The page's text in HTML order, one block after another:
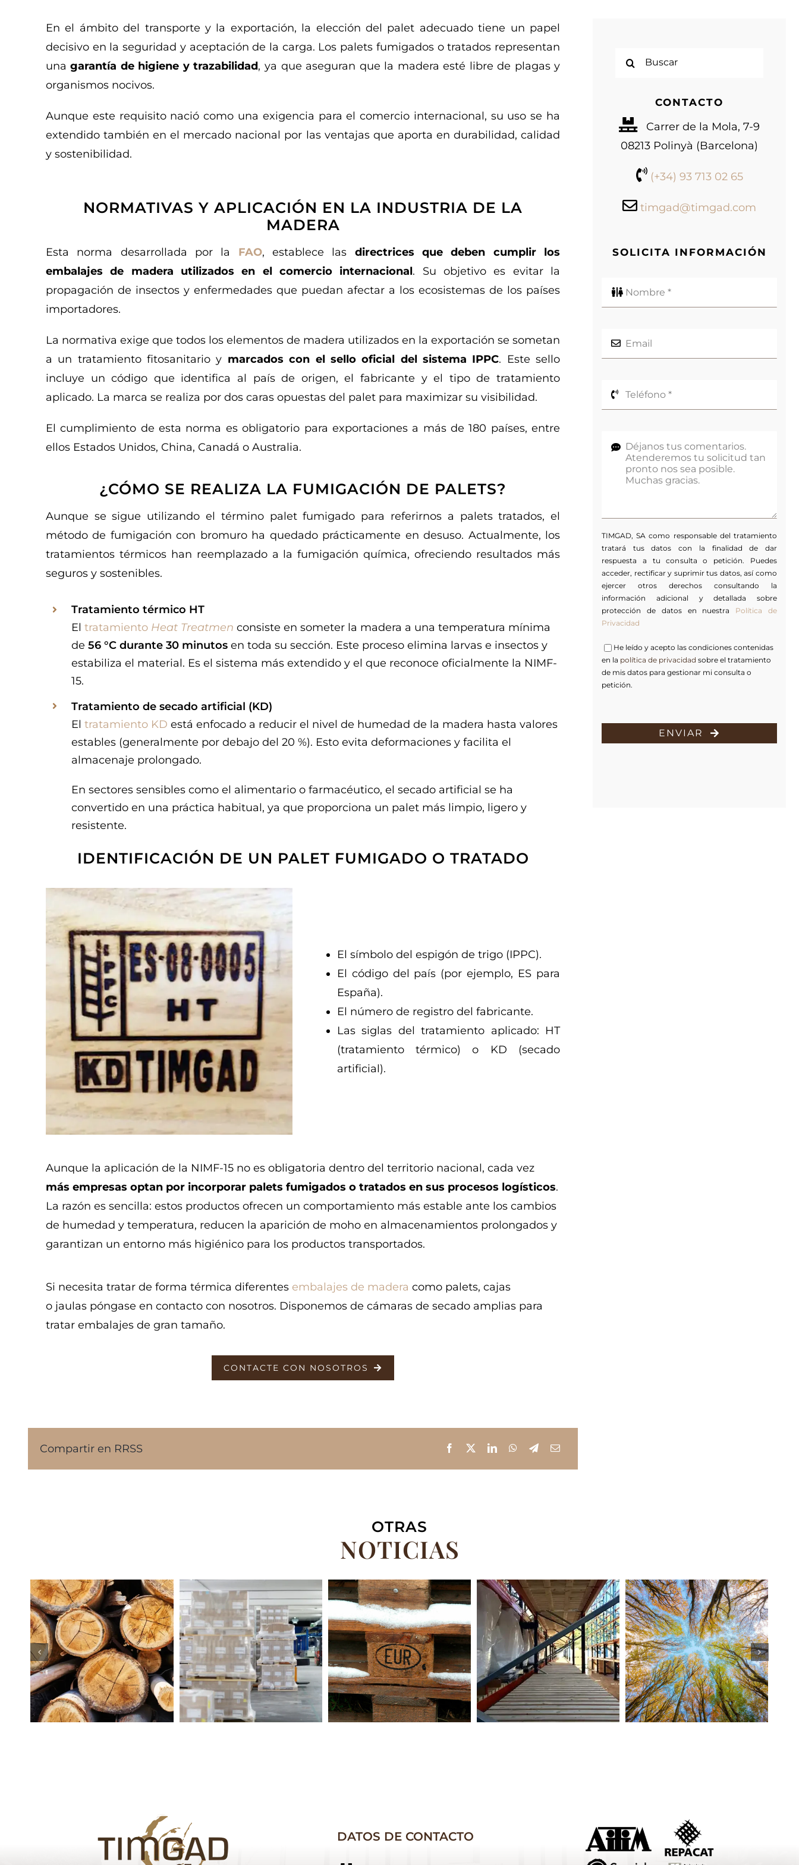
En el ámbito del transporte y la exportación, la elección del palet adecuado tiene un papel
decisivo en la seguridad y aceptación de la carga. Los palets fumigados o tratados representan
unagarantía de higiene y trazabilidad, ya que aseguran que la madera esté libre de plagas y
organismos nocivos.
Aunque este requisito nació como una exigencia para el comercio internacional, su uso se ha
extendido también en el mercado nacional por las ventajas que aporta en durabilidad, calidad
y sostenibilidad.
NORMATIVAS Y APLICACIÓN EN LA INDUSTRIA DE LA
MADERA
Esta norma desarrollada por la FAO, establece las directrices que deben cumplir los
embalajes de madera utilizados en el comercio internacional. Su objetivo es evitar la
propagación de insectos y enfermedades que puedan afectar a los ecosistemas de los países
importadores.
La normativa exige que todos los elementos de madera utilizados en la exportación se sometan
a un tratamiento fitosanitario y marcados con el sello oficial del sistema IPPC. Este sello
incluye un código que identifica al país de origen, el fabricante y el tipo de tratamiento
aplicado. La marca se realiza por dos caras opuestas del palet para maximizar su visibilidad.
El cumplimiento de esta norma es obligatorio para exportaciones a más de 180 países, entre
ellos Estados Unidos, China, Canadá o Australia.
¿CÓMO SE REALIZA LA FUMIGACIÓN DE PALETS?
Aunque se sigue utilizando el término palet fumigado para referirnos a palets tratados, el
método de fumigación con bromuro ha quedado prácticamente en desuso. Actualmente, los
tratamientos térmicos han reemplazado a la fumigación química, ofreciendo resultados más
seguros y sostenibles.
Tratamiento térmico HT
Eltratamiento Heat Treatmen consiste en someter la madera a una temperatura mínima
de56 °C durante 30 minutos en toda su sección. Este proceso elimina larvas e insectos y
estabiliza el material. Es el sistema más extendido y el que reconoce oficialmente la NIMF-
15.
Tratamiento de secado artificial (KD)
Eltratamiento KD está enfocado a reducir el nivel de humedad de la madera hasta valores
estables (generalmente por debajo del 20 %). Esto evita deformaciones y facilita el
almacenaje prolongado.
En sectores sensibles como el alimentario o farmacéutico, el secado artificial se ha
convertido en una práctica habitual, ya que proporciona un palet más limpio, ligero y
resistente.
IDENTIFICACIÓN DE UN PALET FUMIGADO O TRATADO
El símbolo del espigón de trigo (IPPC).
El código del país (por ejemplo, ES para
España).
El número de registro del fabricante.
Las siglas del tratamiento aplicado: HT
(tratamiento térmico) o KD (secado
artificial).
Aunque la aplicación de la NIMF-15 no es obligatoria dentro del territorio nacional, cada vez
más empresas optan por incorporar palets fumigados o tratados en sus procesos logísticos.
La razón es sencilla: estos productos ofrecen un comportamiento más estable ante los cambios
de humedad y temperatura, reducen la aparición de moho en almacenamientos prolongados y
garantizan un entorno más higiénico para los productos transportados.
Si necesita tratar de forma térmica diferentes embalajes de madera como palets, cajas
ojaulaspóngase en contacto con nosotros. Disponemos de cámaras de secado amplias para
tratar embalajes de gran tamaño.
CONTACTE CON NOSOTROS
Compartir en RRSS
Buscar:
CONTACTO
Carrer de la Mola, 7-9
08213 Polinyà (Barcelona)
(+34) 93 713 02 65
timgad@timgad.com
SOLICITA INFORMACIÓN
TIMGAD, SA como responsable del tratamiento
tratará tus datos con la finalidad de dar
respuesta a tu consulta o petición. Puedes
acceder, rectificar y suprimir tus datos, así como
ejercer otros derechos consultando la
información adicional y detallada sobre
protección de datos en nuestra Política de
Privacidad
He leído y acepto las condiciones contenidas
en la política de privacidad sobre el tratamiento
de mis datos para gestionar mi consulta o
petición.
ENVIAR
OTRAS
NOTICIAS
El índice europeo
HPE confirma que el
precio de la madera
continua subiendo
durante el 2026
TIMGAD se prepara
para el nuevo
Reglamento Europeo
de envases (PPWR)
Marcaje y
trazabilidad en palets
de madera: garantía
de control y
cumplimiento
Cómo almacenar
palés más pequeños
que el rack selectivo
¿Qué son las
maderas frondosas y
para qué se utilizan?
DATOS DE CONTACTO